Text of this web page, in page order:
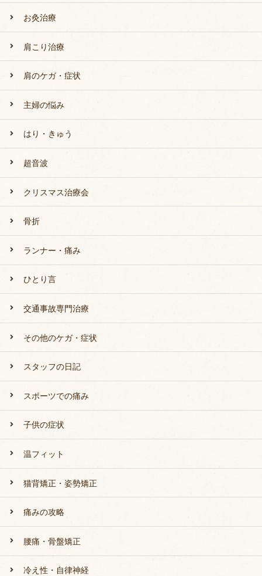
お灸治療
肩こり治療
肩のケガ・症状
主婦の悩み
はり・きゅう
超音波
クリスマス治療会
骨折
ランナー・痛み
ひとり言
交通事故専門治療
その他のケガ・症状
スタッフの日記
スポーツでの痛み
子供の症状
温フィット
猫背矯正・姿勢矯正
痛みの攻略
腰痛・骨盤矯正
冷え性・自律神経